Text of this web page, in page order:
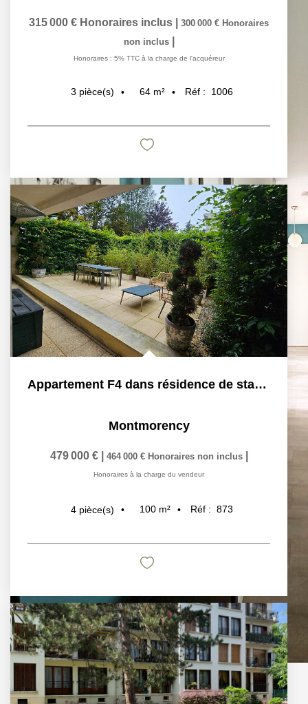
315 000 € Honoraires inclus 300 000 € Honoraires
non inclus
Honoraires : 5% TTC à la charge de l'acquéreur
3 pièce(s) 64 m² Réf : 1006
Appartement F4 dans résidence de standing
Montmorency
479 000 € 464 000 € Honoraires non inclus
Honoraires à la charge du vendeur
4 pièce(s) 100 m² Réf : 873